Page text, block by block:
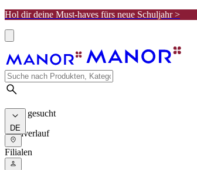
Hol dir deine Must-haves fürs neue Schuljahr >
Meist gesucht
Suchverlauf
DE
Filialen